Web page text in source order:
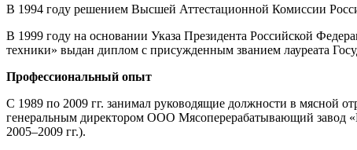
В 1994 году решением Высшей Аттестационной Комиссии
В 1999 году на основании Указа Президента Российской
техники» выдан диплом с присужденным званием лауреата
Профессиональный опыт
С 1989 по 2009 гг. занимал руководящие должности в мясной
генеральным директором ООО Мясоперерабатывающий завод
2005–2009 гг.).